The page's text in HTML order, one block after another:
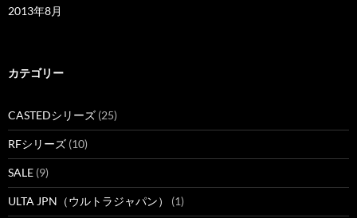
2013年8月
カテゴリー
CASTEDシリーズ (25)
RFシリーズ (10)
SALE (9)
ULTA JPN（ウルトラジャパン） (1)